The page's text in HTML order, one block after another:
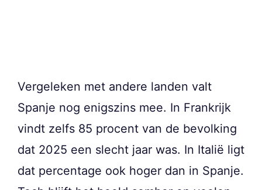
Vergeleken met andere landen valt
Spanje nog enigszins mee. In Frankrijk
vindt zelfs 85 procent van de bevolking
dat 2025 een slecht jaar was. In Italië ligt
dat percentage ook hoger dan in Spanje.